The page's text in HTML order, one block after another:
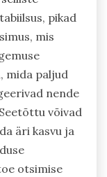
pikad
mis
mida paljud
nende
võivad
äri kasvu ja
otsimise